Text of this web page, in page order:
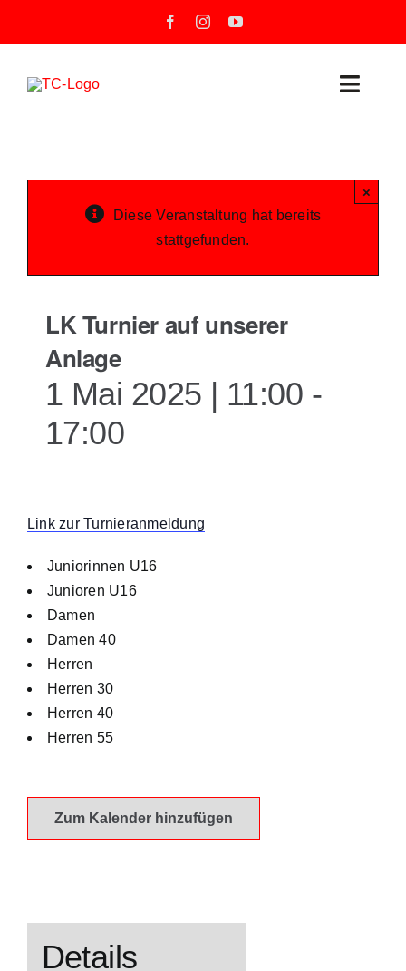
Toggle
Veranstaltungen
Diese Veranstaltung hat bereits
stattgefunden.
×
LK Turnier auf unserer
Anlage
1 Mai 2025 | 11:00 -
17:00
Link zur Turnieranmeldung
Juniorinnen U16
Junioren U16
Damen
Damen 40
Herren
Herren 30
Herren 40
Herren 55
Zum Kalender hinzufügen
Details